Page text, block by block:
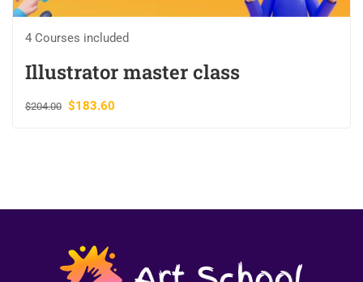
4 Courses included
Illustrator master class
$204.00 $183.60